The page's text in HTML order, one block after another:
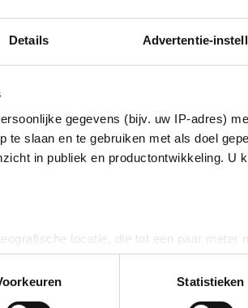
Details Advertentie-
gegevens (bijv. uw IP-adres)
te slaan en te gebruiken met als doel
in publiek en productontwikkeling. U
locatie, die tot een paar meter
actief te scannen op specifieke
worden verwerkt en stel uw
in de Cookieverklaring.
Statistieken